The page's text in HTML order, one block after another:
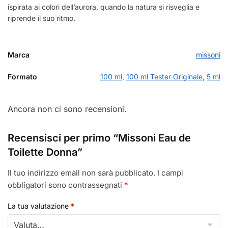
ispirata ai colori dell’aurora, quando la natura si risveglia e
riprende il suo ritmo.
Marca missoni
Formato 100 ml, 100 ml Tester Originale, 5 ml
Ancora non ci sono recensioni.
Recensisci per primo “Missoni Eau de
Toilette Donna”
Il tuo indirizzo email non sarà pubblicato. I campi
obbligatori sono contrassegnati *
La tua valutazione *